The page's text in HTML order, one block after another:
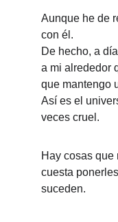
Aunque he de
con él.
De hecho, a
a mi alrededor
que mantengo
Así es el
veces cruel.
Hay cosas que
cuesta
suceden.